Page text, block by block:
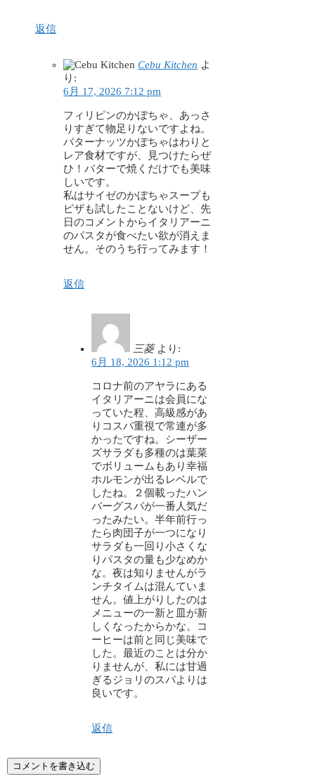
返信
Cebu Kitchen よ
り:
6月 17, 2026 7:12 pm
フィリピンのかぼちゃ、あっさ
りすぎて物足りないですよね。
バターナッツかぼちゃはわりと
レア食材ですが、見つけたらぜ
ひ！バターで焼くだけでも美味
しいです。
私はサイゼのかぼちゃスープも
ピザも試したことないけど、先
日のコメントからイタリアーニ
のパスタが食べたい欲が消えま
せん。そのうち行ってみます！
返信
三菱 より:
6月 18, 2026 1:12 pm
コロナ前のアヤラにある
イタリアーニは会員にな
っていた程、高級感があ
りコスパ重視で常連が多
かったですね。シーザー
ズサラダも多種のは葉菜
でボリュームもあり幸福
ホルモンが出るレベルで
したね。２個載ったハン
バーグスパが一番人気だ
ったみたい。半年前行っ
たら肉団子が一つになり
サラダも一回り小さくな
りパスタの量も少なめか
な。夜は知りませんがラ
ンチタイムは混んていま
せん。値上がりしたのは
メニューの一新と皿が新
しくなったからかな。コ
ーヒーは前と同じ美味で
した。最近のことは分か
りませんが、私には甘過
ぎるジョリのスパよりは
良いです。
返信
コメントを書き込む